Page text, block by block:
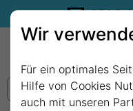
35€
Wir
Für ein optimales
Hilfe von Cookies
auch mit unseren